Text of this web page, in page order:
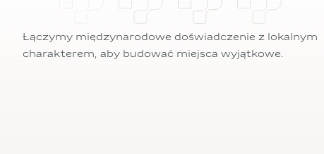
Łączymy międzynarodowe doświadczenie z lokalnym
charakterem, aby budować miejsca wyjątkowe.